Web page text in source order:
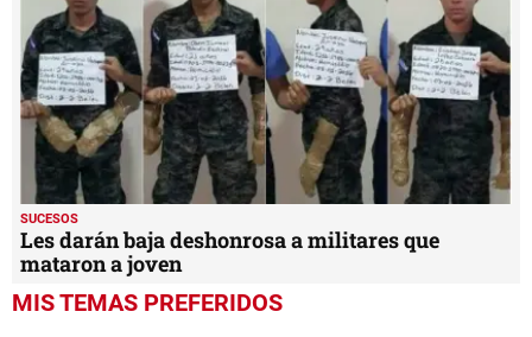
SUCESOS
Les darán baja deshonrosa a militares que
mataron a joven
MIS TEMAS PREFERIDOS